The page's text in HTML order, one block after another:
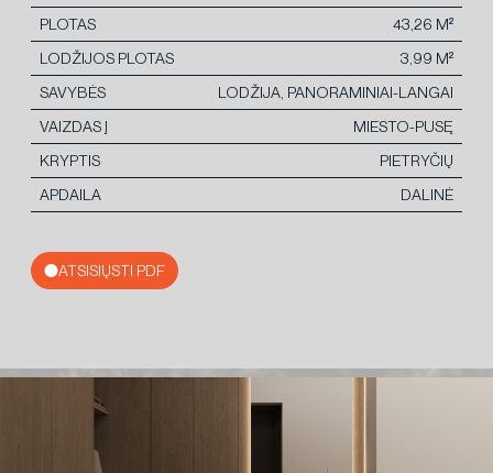
PLOTAS
43,26 M²
LODŽIJOS PLOTAS
3,99 M²
SAVYBĖS
LODŽIJA, PANORAMINIAI-LANGAI
VAIZDAS Į
MIESTO-PUSĘ
KRYPTIS
PIETRYČIŲ
APDAILA
DALINĖ
ATSISIŲSTI PDF